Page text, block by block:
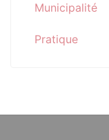
Municipalité
Pratique